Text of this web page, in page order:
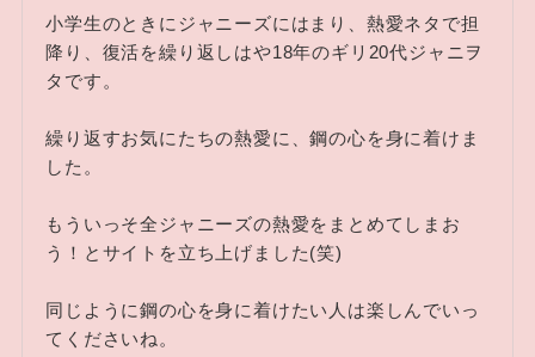
小学生のときにジャニーズにはまり、熱愛ネタで担
降り、復活を繰り返しはや18年のギリ20代ジャニヲ
タです。
繰り返すお気にたちの熱愛に、鋼の心を身に着けま
した。
もういっそ全ジャニーズの熱愛をまとめてしまお
う！とサイトを立ち上げました(笑)
同じように鋼の心を身に着けたい人は楽しんでいっ
てくださいね。